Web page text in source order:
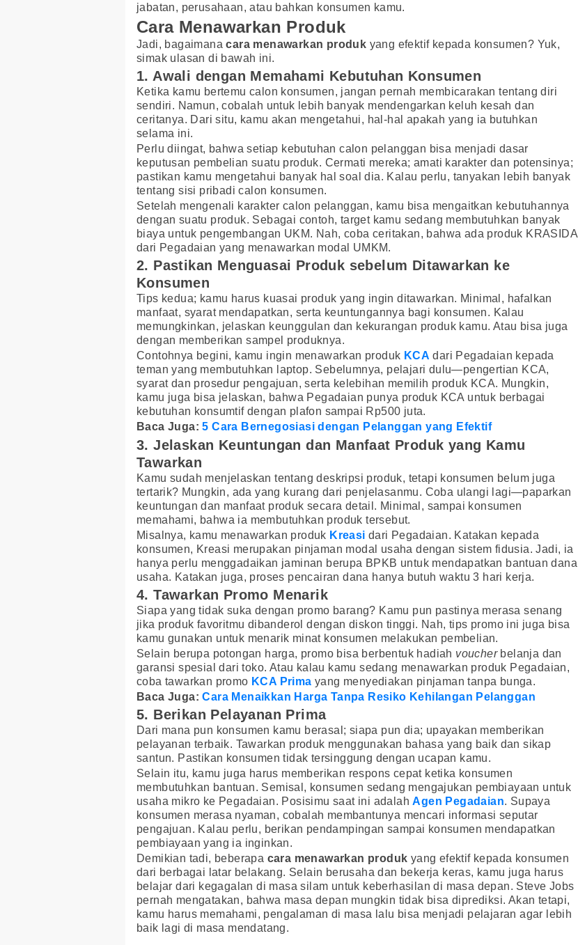
jabatan, perusahaan, atau bahkan konsumen kamu.
Cara Menawarkan Produk
Jadi, bagaimanacara menawarkan produk yang efektif kepada konsumen? Yuk,
simak ulasan di bawah ini.
1. Awali dengan Memahami Kebutuhan Konsumen
Ketika kamu bertemu calon konsumen, jangan pernah membicarakan tentang diri
sendiri. Namun, cobalah untuk lebih banyak mendengarkan keluh kesah dan
ceritanya. Dari situ, kamu akan mengetahui, hal-hal apakah yang ia butuhkan
selama ini.
Perlu diingat, bahwa setiap kebutuhan calon pelanggan bisa menjadi dasar
keputusan pembelian suatu produk. Cermati mereka; amati karakter dan potensinya;
pastikan kamu mengetahui banyak hal soal dia. Kalau perlu, tanyakan lebih banyak
tentang sisi pribadi calon konsumen.
Setelah mengenali karakter calon pelanggan, kamu bisa mengaitkan kebutuhannya
dengan suatu produk. Sebagai contoh, target kamu sedang membutuhkan banyak
biaya untuk pengembangan UKM. Nah, coba ceritakan, bahwa ada produk KRASIDA
dari Pegadaian yang menawarkan modal UMKM.
2. Pastikan Menguasai Produk sebelum Ditawarkan ke
Konsumen
Tips kedua; kamu harus kuasai produk yang ingin ditawarkan. Minimal, hafalkan
manfaat, syarat mendapatkan, serta keuntungannya bagi konsumen. Kalau
memungkinkan, jelaskan keunggulan dan kekurangan produk kamu. Atau bisa juga
dengan memberikan sampel produknya.
Contohnya begini, kamu ingin menawarkan produk KCA dari Pegadaian kepada
teman yang membutuhkan laptop. Sebelumnya, pelajari dulu—pengertian KCA,
syarat dan prosedur pengajuan, serta kelebihan memilih produk KCA. Mungkin,
kamu juga bisa jelaskan, bahwa Pegadaian punya produk KCA untuk berbagai
kebutuhan konsumtif dengan plafon sampai Rp500 juta.
Baca Juga:5 Cara Bernegosiasi dengan Pelanggan yang Efektif
3. Jelaskan Keuntungan dan Manfaat Produk yang Kamu
Tawarkan
Kamu sudah menjelaskan tentang deskripsi produk, tetapi konsumen belum juga
tertarik? Mungkin, ada yang kurang dari penjelasanmu. Coba ulangi lagi—paparkan
keuntungan dan manfaat produk secara detail. Minimal, sampai konsumen
memahami, bahwa ia membutuhkan produk tersebut.
Misalnya, kamu menawarkan produk Kreasi dari Pegadaian. Katakan kepada
konsumen, Kreasi merupakan pinjaman modal usaha dengan sistem fidusia. Jadi, ia
hanya perlu menggadaikan jaminan berupa BPKB untuk mendapatkan bantuan dana
usaha. Katakan juga, proses pencairan dana hanya butuh waktu 3 hari kerja.
4. Tawarkan Promo Menarik
Siapa yang tidak suka dengan promo barang? Kamu pun pastinya merasa senang
jika produk favoritmu dibanderol dengan diskon tinggi. Nah, tips promo ini juga bisa
kamu gunakan untuk menarik minat konsumen melakukan pembelian.
Selain berupa potongan harga, promo bisa berbentuk hadiah voucherbelanja dan
garansi spesial dari toko. Atau kalau kamu sedang menawarkan produk Pegadaian,
coba tawarkan promo KCA Prima yang menyediakan pinjaman tanpa bunga.
Baca Juga:Cara Menaikkan Harga Tanpa Resiko Kehilangan Pelanggan
5. Berikan Pelayanan Prima
Dari mana pun konsumen kamu berasal; siapa pun dia; upayakan memberikan
pelayanan terbaik. Tawarkan produk menggunakan bahasa yang baik dan sikap
santun. Pastikan konsumen tidak tersinggung dengan ucapan kamu.
Selain itu, kamu juga harus memberikan respons cepat ketika konsumen
membutuhkan bantuan. Semisal, konsumen sedang mengajukan pembiayaan untuk
usaha mikro ke Pegadaian. Posisimu saat ini adalahAgen Pegadaian. Supaya
konsumen merasa nyaman, cobalah membantunya mencari informasi seputar
pengajuan. Kalau perlu, berikan pendampingan sampai konsumen mendapatkan
pembiayaan yang ia inginkan.
Demikian tadi, beberapa cara menawarkan produk yang efektif kepada konsumen
dari berbagai latar belakang. Selain berusaha dan bekerja keras, kamu juga harus
belajar dari kegagalan di masa silam untuk keberhasilan di masa depan. Steve Jobs
pernah mengatakan, bahwa masa depan mungkin tidak bisa diprediksi. Akan tetapi,
kamu harus memahami, pengalaman di masa lalu bisa menjadi pelajaran agar lebih
baik lagi di masa mendatang.